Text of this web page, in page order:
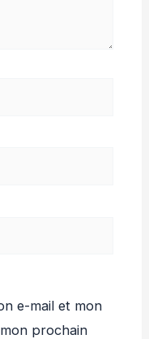
e-mail et mon
prochain